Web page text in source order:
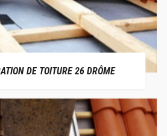
DE TOITURE 26 DRÔME